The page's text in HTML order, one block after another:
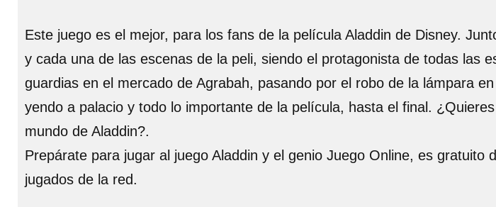
Este juego es el mejor, para los fans de la película Aladdin de Disney.
y cada una de las escenas de la peli, siendo el protagonista de todas las
guardias en el mercado de Agrabah, pasando por el robo de la lámpara
yendo a palacio y todo lo importante de la película, hasta el final.
mundo de Aladdin?.
Prepárate para jugar al juego Aladdin y el genio Juego Online, es
jugados de la red.